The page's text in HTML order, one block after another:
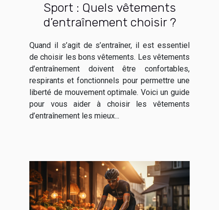
Sport : Quels vêtements
d’entraînement choisir ?
Quand il s’agit de s’entraîner, il est essentiel
de choisir les bons vêtements. Les vêtements
d’entraînement doivent être confortables,
respirants et fonctionnels pour permettre une
liberté de mouvement optimale. Voici un guide
pour vous aider à choisir les vêtements
d’entraînement les mieux...